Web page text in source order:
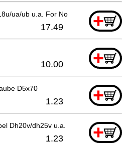
ua/ub u.a. For Noise Suppressor
+
17.49
+
10.00
D5x70 +
1.23
Dh20v/dh25v u.a. H70sa For Sui,gbr
+
1.23